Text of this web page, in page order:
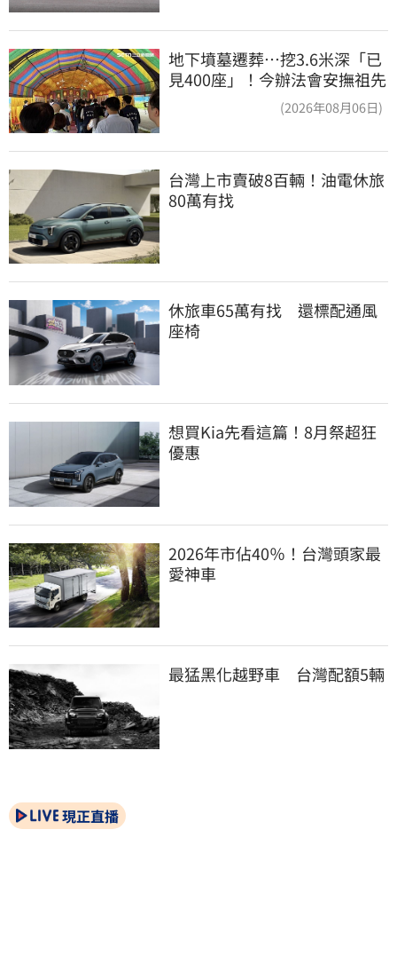
地下墳墓遷葬…挖3.6米深「已
見400座」！今辦法會安撫祖先
(2026年08月06日)
台灣上市賣破8百輛！油電休旅
80萬有找
休旅車65萬有找　還標配通風
座椅
想買Kia先看這篇！8月祭超狂
優惠
2026年市佔40％！台灣頭家最
愛神車
最猛黑化越野車　台灣配額5輛
現正直播